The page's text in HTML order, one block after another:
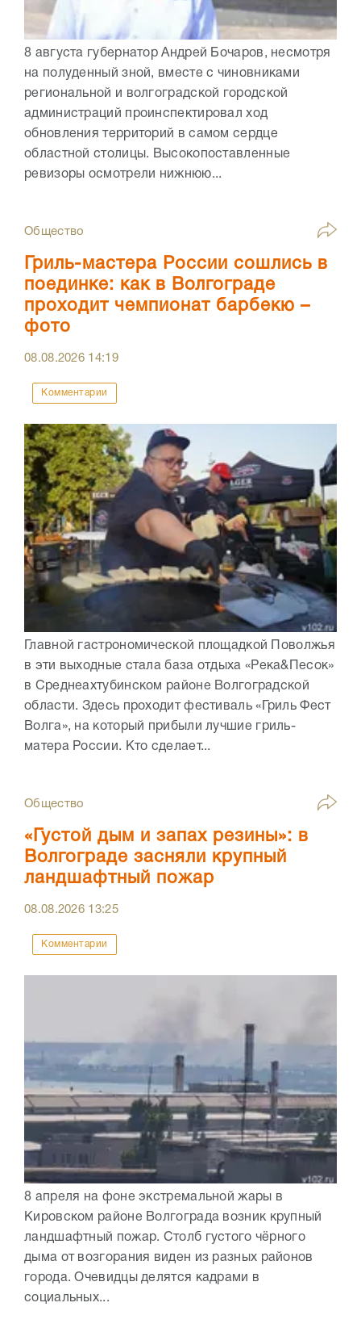
8 августа губернатор Андрей Бочаров, несмотря
на полуденный зной, вместе с чиновниками
региональной и волгоградской городской
администраций проинспектировал ход
обновления территорий в самом сердце
областной столицы. Высокопоставленные
ревизоры осмотрели нижнюю...
Общество
Гриль-мастера России сошлись в
поединке: как в Волгограде
проходит чемпионат барбекю –
фото
08.08.2026 14:19
Комментарии
Главной гастрономической площадкой Поволжья
в эти выходные стала база отдыха «Река&Песок»
в Среднеахтубинском районе Волгоградской
области. Здесь проходит фестиваль «Гриль Фест
Волга», на который прибыли лучшие гриль-
матера России. Кто сделает...
Общество
«Густой дым и запах резины»: в
Волгограде засняли крупный
ландшафтный пожар
08.08.2026 13:25
Комментарии
8 апреля на фоне экстремальной жары в
Кировском районе Волгограда возник крупный
ландшафтный пожар. Столб густого чёрного
дыма от возгорания виден из разных районов
города. Очевидцы делятся кадрами в
социальных...